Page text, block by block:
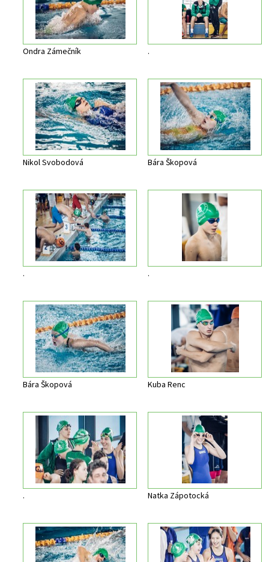
Ondra Zámečník .
Nikol Svobodová Bára Škopová
. .
Bára Škopová Kuba Renc
. Natka Zápotocká